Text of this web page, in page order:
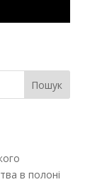
Пошук
в полоні